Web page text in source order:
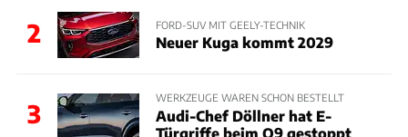
2 FORD-SUV MIT GEELY-TECHNIK
Neuer Kuga kommt 2029
3
WERKZEUGE WAREN SCHON BESTELLT
Audi-Chef Döllner hat E-
Türgriffe beim Q9 gestoppt